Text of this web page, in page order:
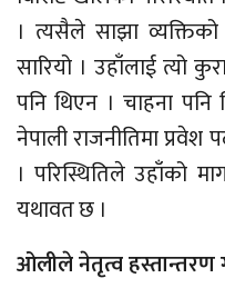
। त्यसैले साझा व्यक्तिको
सारियो । उहाँलाई त्यो
पनि थिएन । चाहना
नेपाली राजनीतिमा
। परिस्थितिले उहाँको
यथावत छ ।
ओलीले नेतृत्व हस्तान्तरण